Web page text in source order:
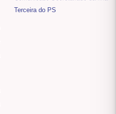
Terceira do PS